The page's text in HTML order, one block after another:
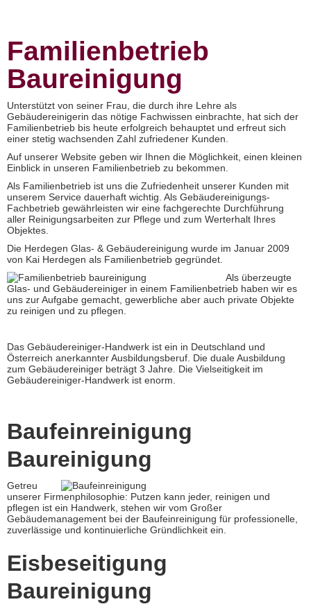
Familienbetrieb
Baureinigung
Unterstützt von seiner Frau, die durch ihre Lehre als
Gebäudereinigerin das nötige Fachwissen einbrachte, hat sich der
Familienbetrieb bis heute erfolgreich behauptet und erfreut sich
einer stetig wachsenden Zahl zufriedener Kunden.
Auf unserer Website geben wir Ihnen die Möglichkeit, einen kleinen
Einblick in unseren Familienbetrieb zu bekommen.
Als Familienbetrieb ist uns die Zufriedenheit unserer Kunden mit
unserem Service dauerhaft wichtig. Als Gebäudereinigungs-
Fachbetrieb gewährleisten wir eine fachgerechte Durchführung
aller Reinigungsarbeiten zur Pflege und zum Werterhalt Ihres
Objektes.
Die Herdegen Glas- & Gebäudereinigung wurde im Januar 2009
von Kai Herdegen als Familienbetrieb gegründet.
Als überzeugte
Glas- und Gebäudereiniger in einem Familienbetrieb haben wir es
uns zur Aufgabe gemacht, gewerbliche aber auch private Objekte
zu reinigen und zu pflegen.
Das Gebäudereiniger-Handwerk ist ein in Deutschland und
Österreich anerkannter Ausbildungsberuf. Die duale Ausbildung
zum Gebäudereiniger beträgt 3 Jahre. Die Vielseitigkeit im
Gebäudereiniger-Handwerk ist enorm.
Baufeinreinigung
Baureinigung
Getreu
unserer Firmenphilosophie: Putzen kann jeder, reinigen und
pflegen ist ein Handwerk, stehen wir vom Großer
Gebäudemanagement bei der Baufeinreinigung für professionelle,
zuverlässige und kontinuierliche Gründlichkeit ein.
Eisbeseitigung
Baureinigung